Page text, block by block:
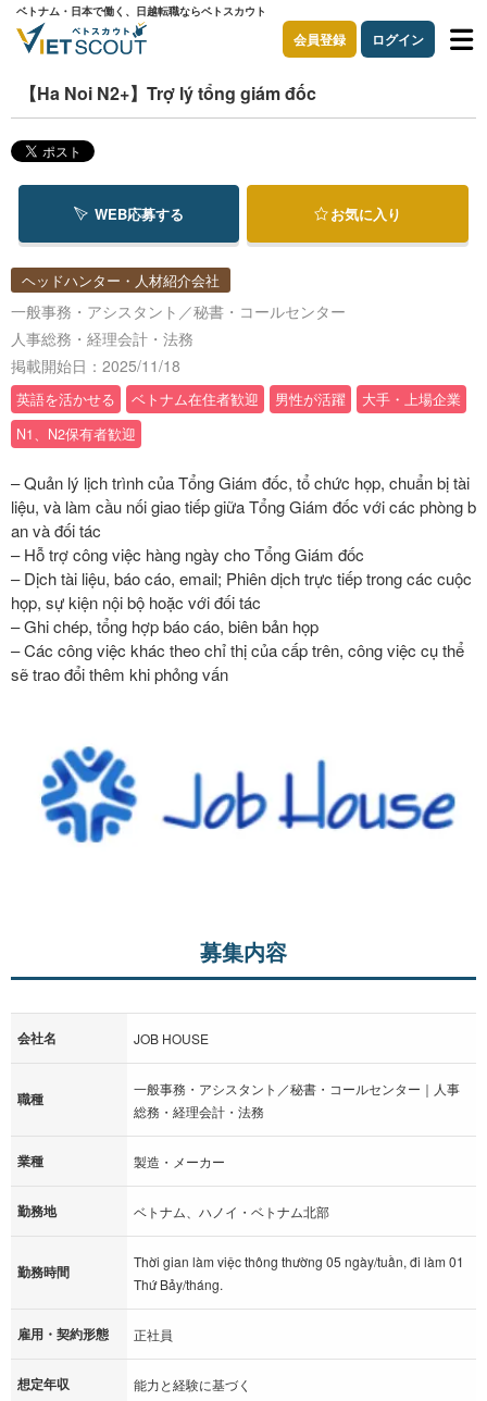
ベトナム・日本で働く、日越転職ならベトスカウト
会員登録 ログイン
【Ha Noi N2+】Trợ lý tổng giám đốc
WEB応募する お気に入り
ヘッドハンター・人材紹介会社
一般事務・アシスタント／秘書・コールセンター
人事総務・経理会計・法務
掲載開始日：2025/11/18
英語を活かせる ベトナム在住者歓迎 男性が活躍
大手・上場企業
N1、N2保有者歓迎
– Quản lý lịch trình của Tổng Giám đốc, tổ chức họp, chuẩn bị tài
liệu, và làm cầu nối giao tiếp giữa Tổng Giám đốc với các phòng b
an và đối tác
– Hỗ trợ công việc hàng ngày cho Tổng Giám đốc
– Dịch tài liệu, báo cáo, email; Phiên dịch trực tiếp trong các cuộc
họp, sự kiện nội bộ hoặc với đối tác
– Ghi chép, tổng hợp báo cáo, biên bản họp
– Các công việc khác theo chỉ thị của cấp trên, công việc cụ thể
sẽ trao đổi thêm khi phỏng vấn
募集内容
会社名 JOB HOUSE
職種
一般事務・アシスタント／秘書・コールセンター｜人事
総務・経理会計・法務
業種 製造・メーカー
勤務地 ベトナム、ハノイ・ベトナム北部
勤務時間
Thời gian làm việc thông thường 05 ngày/tuần, đi làm 01
Thứ Bảy/tháng.
雇用・契約形態 正社員
想定年収 能力と経験に基づく